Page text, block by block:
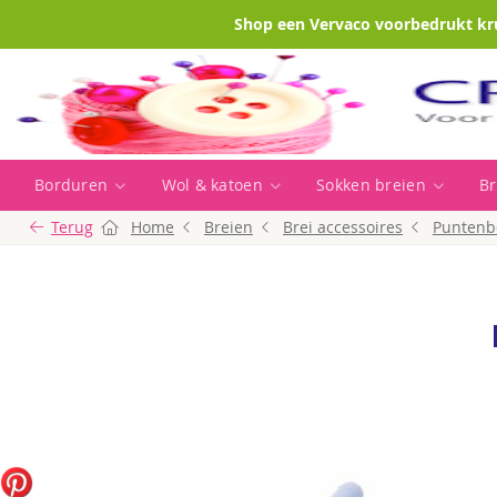
Shop een Vervaco voorbedrukt
Borduren Wol & katoen Sokken breien
Terug
Home Breien Brei accessoires